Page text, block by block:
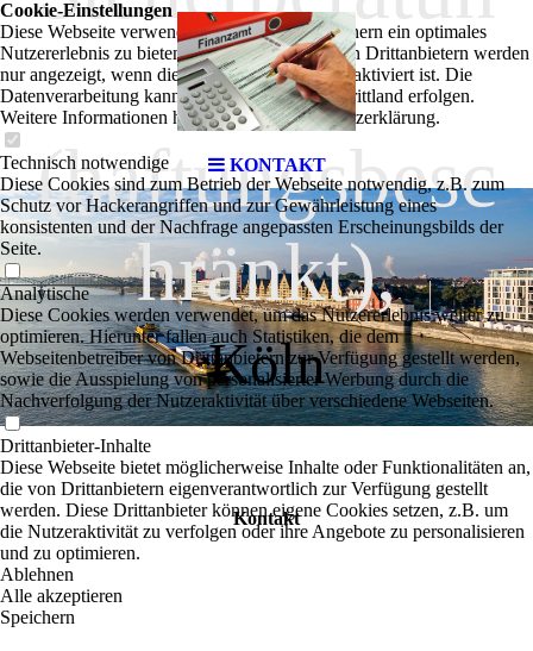
KONTAKT
g UG
(haftungsbesc
hränkt),
Köln
Kontakt
Cookie-Einstellungen
Diese Webseite verwendet Cookies, um Besuchern ein optimales
Nutzererlebnis zu bieten. Bestimmte Inhalte von Drittanbietern werden
nur angezeigt, wenn die entsprechende Option aktiviert ist. Die
Datenverarbeitung kann dann auch in einem Drittland erfolgen.
Weitere Informationen hierzu in der Datenschutzerklärung.
Technisch notwendige
Diese Cookies sind zum Betrieb der Webseite notwendig, z.B. zum
Schutz vor Hackerangriffen und zur Gewährleistung eines
konsistenten und der Nachfrage angepassten Erscheinungsbilds der
Seite.
Analytische
Diese Cookies werden verwendet, um das Nutzererlebnis weiter zu
optimieren. Hierunter fallen auch Statistiken, die dem
Webseitenbetreiber von Drittanbietern zur Verfügung gestellt werden,
sowie die Ausspielung von personalisierter Werbung durch die
Nachverfolgung der Nutzeraktivität über verschiedene Webseiten.
Drittanbieter-Inhalte
Diese Webseite bietet möglicherweise Inhalte oder Funktionalitäten an,
die von Drittanbietern eigenverantwortlich zur Verfügung gestellt
werden. Diese Drittanbieter können eigene Cookies setzen, z.B. um
die Nutzeraktivität zu verfolgen oder ihre Angebote zu personalisieren
und zu optimieren.
Ablehnen
Alle akzeptieren
Speichern